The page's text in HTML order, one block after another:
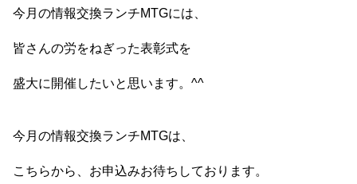
今月の情報交換ランチMTGには、
皆さんの労をねぎった表彰式を
盛大に開催したいと思います。^^
今月の情報交換ランチMTGは、
こちらから、お申込みお待ちしております。